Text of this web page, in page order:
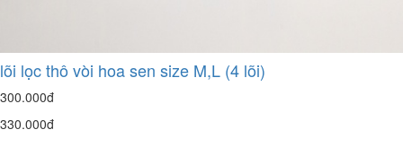
lõi lọc thô vòi hoa sen size M,L (4 lõi)
300.000đ
330.000đ